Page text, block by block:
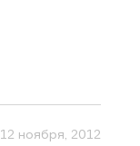
12 ноября, 2012